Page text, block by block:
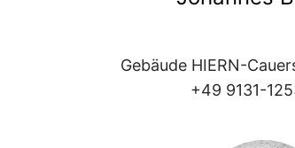
Gebäude HIERN-
+49 9131-